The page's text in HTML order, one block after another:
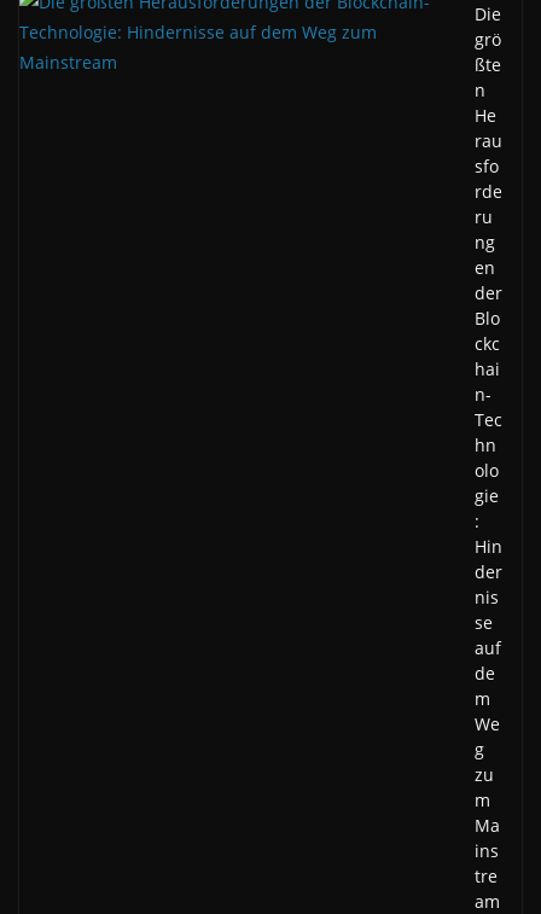
Die
grö
ßte
n
He
rau
sfo
rde
ru
ng
en
der
Blo
ckc
hai
n-
Tec
hn
olo
gie
:
Hin
der
nis
se
auf
de
m
We
g
zu
m
Ma
ins
tre
am